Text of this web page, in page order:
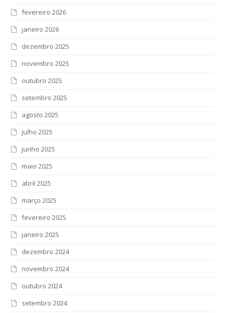
fevereiro 2026
janeiro 2026
dezembro 2025
novembro 2025
outubro 2025
setembro 2025
agosto 2025
julho 2025
junho 2025
maio 2025
abril 2025
março 2025
fevereiro 2025
janeiro 2025
dezembro 2024
novembro 2024
outubro 2024
setembro 2024